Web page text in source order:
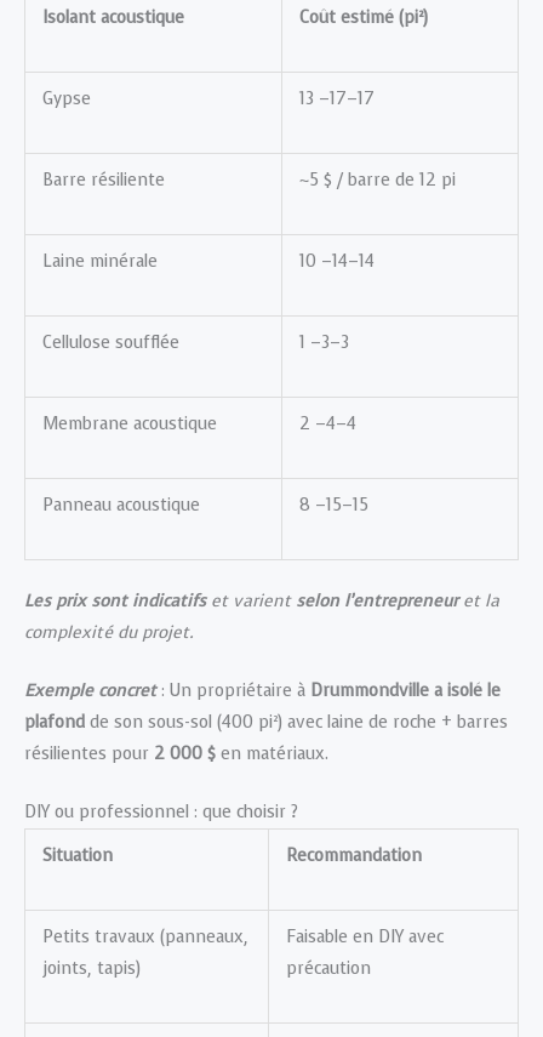
Isolant acoustique Coût estimé (pi²)
Gypse 13 –17–17
Barre résiliente ~5 $ / barre de 12 pi
Laine minérale 10 –14–14
Cellulose soufflée 1 –3–3
Membrane acoustique 2 –4–4
Panneau acoustique 8 –15–15
Les prix sont indicatifset varient selon l’entrepreneuret la
complexité du projet.
Exemple concret: Un propriétaire à Drummondville a isolé le
plafond de son sous-sol (400 pi²) avec laine de roche + barres
résilientes pour 2 000 $ en matériaux.
DIY ou professionnel : que choisir ?
Situation
Recommandation
Petits travaux (panneaux,
joints, tapis)
Faisable en DIY avec
précaution